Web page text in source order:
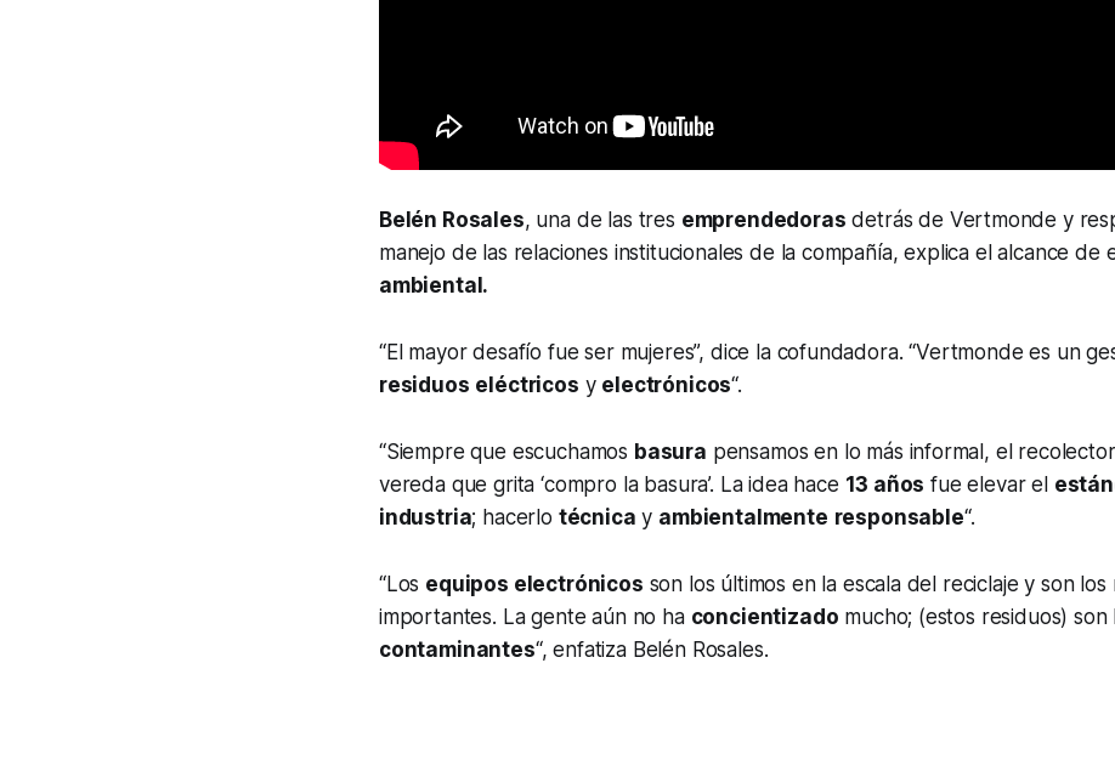
Belén Rosales, una de las tres emprendedoras detrás de Vertmonde y
manejo de las relaciones institucionales de la compañía, explica el alcance de
ambiental.
“El mayor desafío fue ser mujeres”, dice la cofundadora. “Vertmonde es un
residuos eléctricos y electrónicos“.
“Siempre que escuchamos basura pensamos en lo más informal, el
vereda que grita ‘compro la basura’. La idea hace 13 años fue elevar el
industria; hacerlo técnica y ambientalmente responsable“.
“Los equipos electrónicos son los últimos en la escala del reciclaje y son los
importantes. La gente aún no ha concientizado mucho; (estos residuos) son
contaminantes“, enfatiza Belén Rosales.